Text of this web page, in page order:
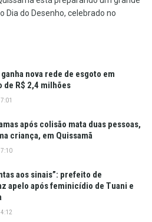
do Desenho, celebrado no
nova rede de esgoto em
de R$ 2,4 milhões
após colisão mata duas pessoas,
criança, em Quissamã
aos sinais”: prefeito de
apelo após feminicídio de Tuani e